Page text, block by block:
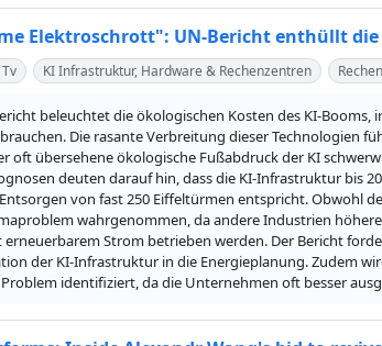
Elektroschrott": UN-Bericht enthüllt die
KI Infrastruktur, Hardware & Rechenzentren
beleuchtet die ökologischen Kosten des KI-
Die rasante Verbreitung dieser Technologien
oft übersehene ökologische Fußabdruck der KI
deuten darauf hin, dass die KI-Infrastruktur bis
von fast 250 Eiffeltürmen entspricht. Obwohl
wahrgenommen, da andere Industrien
erneuerbarem Strom betrieben werden. Der Bericht
der KI-Infrastruktur in die Energieplanung. Zudem
identifiziert, da die Unternehmen oft besser